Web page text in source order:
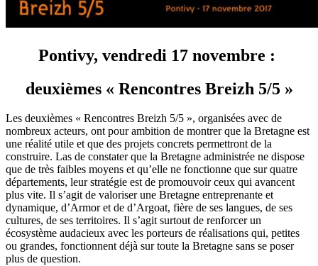
Pontivy, vendredi 17 novembre :
deuxièmes « Rencontres Breizh 5/5 »
Les deuxièmes « Rencontres Breizh 5/5 », organisées avec de
nombreux acteurs, ont pour ambition de montrer que la Bretagne est
une réalité utile et que des projets concrets permettront de la
construire. Las de constater que la Bretagne administrée ne dispose
que de très faibles moyens et qu’elle ne fonctionne que sur quatre
départements, leur stratégie est de promouvoir ceux qui avancent
plus vite. Il s’agit de valoriser une Bretagne entreprenante et
dynamique, d’Armor et de d’Argoat, fière de ses langues, de ses
cultures, de ses territoires. Il s’agit surtout de renforcer un
écosystème audacieux avec les porteurs de réalisations qui, petites
ou grandes, fonctionnent déjà sur toute la Bretagne sans se poser
plus de question.